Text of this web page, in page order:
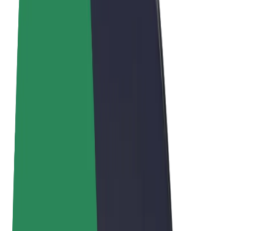
Términos y Condiciones